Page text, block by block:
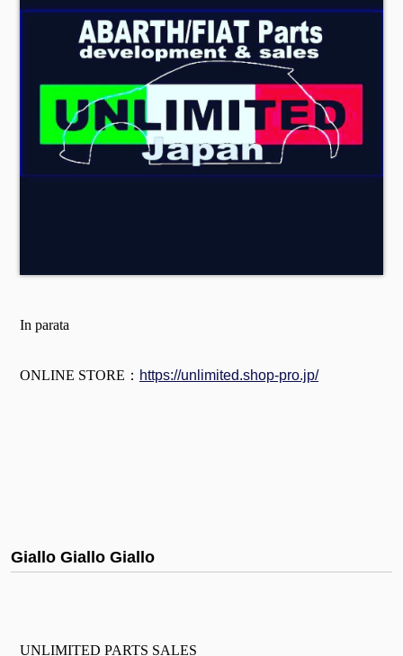
In parata
ONLINE STORE： https://unlimited.shop-pro.jp/
Giallo Giallo Giallo
UNLIMITED PARTS SALES